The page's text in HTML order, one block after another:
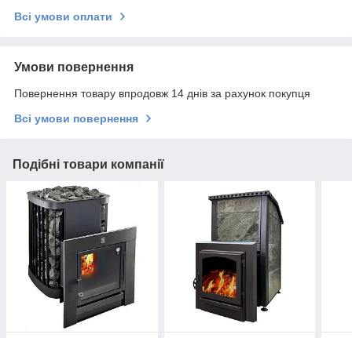
Всі умови оплати
Умови повернення
Повернення товару впродовж 14 днів за рахунок покупця
Всі умови повернення
Подібні товари компанії